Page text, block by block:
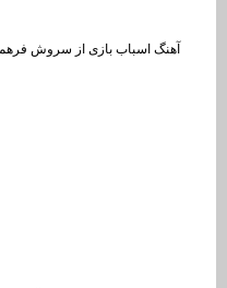
آهنگ اسباب بازی از سروش فرهمند